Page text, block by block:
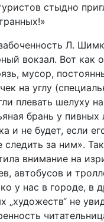
стыдно
Л.
вокзал. Вот как
мусор,
на углу
плевать шелуху
брань у пивных
и не будет, если
следить за ним».
внимание на
автобусов и
у нас в городе, в
„художеств“ не